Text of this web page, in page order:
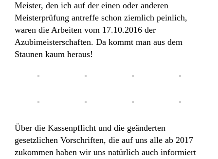
Meister, den ich auf der einen oder anderen
Meisterprüfung antreffe schon ziemlich peinlich,
waren die Arbeiten vom 17.10.2016 der
Azubimeisterschaften. Da kommt man aus dem
Staunen kaum heraus!
Über die Kassenpflicht und die geänderten
gesetzlichen Vorschriften, die auf uns alle ab 2017
zukommen haben wir uns natürlich auch informiert